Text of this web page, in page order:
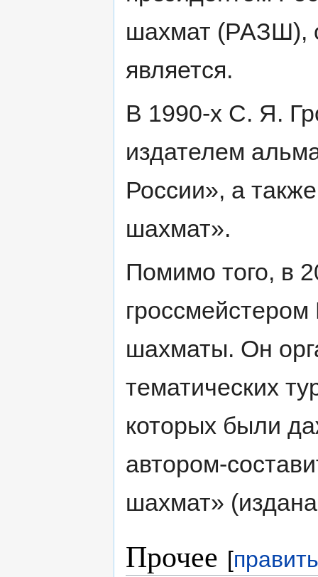
шахмат (РАЗШ),
является.
В 1990-х С. Я.
издателем
России», а
шахмат».
Помимо того, в
гроссмейстером
шахматы. Он
тематических
которых были
автором-
шахмат»
Прочее [править